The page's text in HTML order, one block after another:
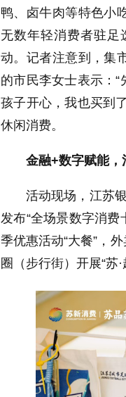
鸭、卤牛肉等特色小
无数年轻消费者驻足
动。记者注意到，集
的市民李女士表示：
孩子开心，我也买到
休闲消费。
金融+数字赋能，
活动现场，江苏
发布“全场景数字消费
季优惠活动“大餐”，
圈（步行街）开展“苏